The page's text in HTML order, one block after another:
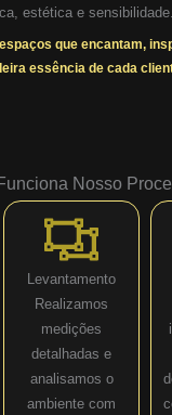
estética e sensibilidade.
que encantam,
essência de cada
Nosso
Levantamento
Realizamos
medições
detalhadas e
analisamos o
ambiente com